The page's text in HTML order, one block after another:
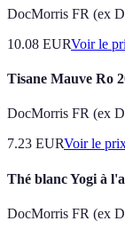
DocMorris FR (ex
10.08 EURVoir le
Tisane Mauve Ro
DocMorris FR (ex
7.23 EURVoir le
Thé blanc Yogi à
DocMorris FR (ex